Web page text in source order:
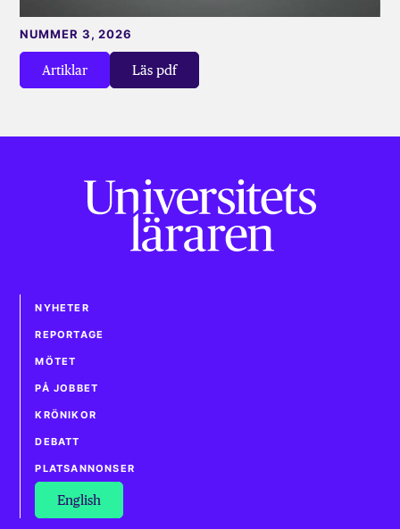
Artiklar Läs pdf
NUMMER 3, 2026
NYHETER
REPORTAGE
MÖTET
PÅ JOBBET
KRÖNIKOR
DEBATT
PLATSANNONSER
English